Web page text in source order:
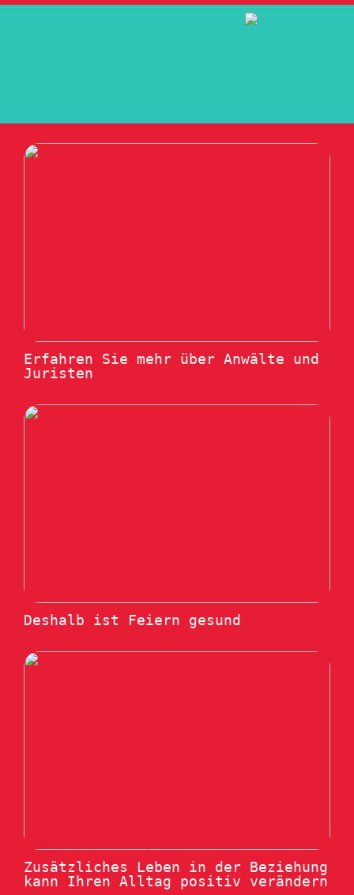
Erfahren Sie mehr über Anwälte und
Juristen
Deshalb ist Feiern gesund
Zusätzliches Leben in der Beziehung
kann Ihren Alltag positiv verändern